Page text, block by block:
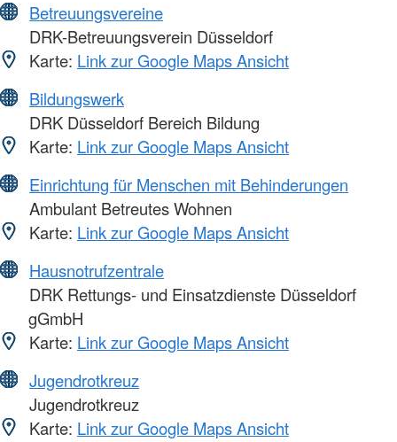
Betreuungsvereine
DRK-Betreuungsverein Düsseldorf
Karte: Link zur Google Maps Ansicht
Bildungswerk
DRK Düsseldorf Bereich Bildung
Karte: Link zur Google Maps Ansicht
Einrichtung für Menschen mit Behinderungen
Ambulant Betreutes Wohnen
Karte: Link zur Google Maps Ansicht
Hausnotrufzentrale
DRK Rettungs- und Einsatzdienste Düsseldorf
gGmbH
Karte: Link zur Google Maps Ansicht
Jugendrotkreuz
Jugendrotkreuz
Karte: Link zur Google Maps Ansicht